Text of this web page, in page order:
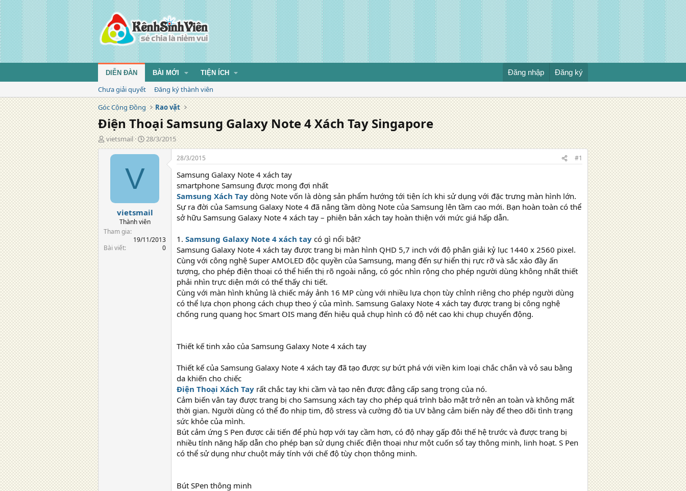
DIỄN ĐÀN BÀI MỚI TIỆN ÍCH Đăng nhập Đăng ký
Chưa giải quyết
Đăng ký thành viên
Góc Cộng Đồng
Rao vặt
Điện Thoại Samsung Galaxy Note 4 Xách Tay Singapore
T
á
vietsmail
N
g
à
g
28/3/2015
V
vietsmail
Thành viên
Tham gia
19/11/2013
Bài viết
0
28/3/2015 #1
Samsung Galaxy Note 4 xách tay
smartphone Samsung được mong đợi nhất
Samsung Xách Tay dòng Note vốn là dòng sản phẩm hướng tới tiện ích khi sử dụng với đặc trưng màn hình lớn.
Sự ra đời của Samsung Galaxy Note 4 đã nâng tầm dòng Note của Samsung lên tầm cao mới. Bạn hoàn toàn có thể
sở hữu Samsung Galaxy Note 4 xách tay – phiên bản xách tay hoàn thiện với mức giá hấp dẫn.
1. Samsung Galaxy Note 4 xách tay có gì nổi bật?
Samsung Galaxy Note 4 xách tay được trang bị màn hình QHD 5,7 inch với độ phân giải kỷ lục 1440 x 2560 pixel.
Cùng với công nghệ Super AMOLED độc quyền của Samsung, mang đến sự hiển thị rực rỡ và sắc xảo đầy ấn
tượng, cho phép điện thoại có thể hiển thị rõ ngoài nắng, có góc nhìn rộng cho phép người dùng không nhất thiết
phải nhìn trực diện mới có thể thấy chi tiết.
Cùng với màn hình khủng là chiếc máy ảnh 16 MP cùng với nhiều lựa chọn tùy chỉnh riêng cho phép người dùng
có thể lựa chọn phong cách chụp theo ý của mình. Samsung Galaxy Note 4 xách tay được trang bị công nghệ
chống rung quang học Smart OIS mang đến hiệu quả chụp hình có độ nét cao khi chụp chuyển động.
Thiết kế tinh xảo của Samsung Galaxy Note 4 xách tay
Thiết kế của Samsung Galaxy Note 4 xách tay đã tạo được sự bứt phá với viền kim loại chắc chắn và vỏ sau bằng
da khiến cho chiếc
Điện Thoại Xách Tay rất chắc tay khi cầm và tạo nên được đẳng cấp sang trọng của nó.
Cảm biến vân tay được trang bị cho Samsung xách tay cho phép quá trình bảo mật trở nên an toàn và không mất
thời gian. Người dùng có thể đo nhịp tim, độ stress và cường đô tia UV bằng cảm biến này để theo dõi tình trạng
sức khỏe của mình.
Bút cảm ứng S Pen được cải tiến để phù hợp với tay cầm hơn, có độ nhạy gấp đôi thế hệ trước và được trang bị
nhiều tính năng hấp dẫn cho phép bạn sử dụng chiếc điện thoại như một cuốn sổ tay thông minh, linh hoạt. S Pen
có thể sử dụng như chuột máy tính với chế độ tùy chọn thông minh.
Bút SPen thông minh